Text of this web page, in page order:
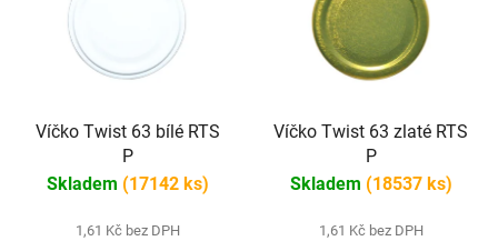
Víčko Twist 63 bílé RTS
P
Skladem (17142 ks)
1,61 Kč bez DPH
Víčko Twist 63 zlaté RTS
P
Skladem (18537 ks)
1,61 Kč bez DPH